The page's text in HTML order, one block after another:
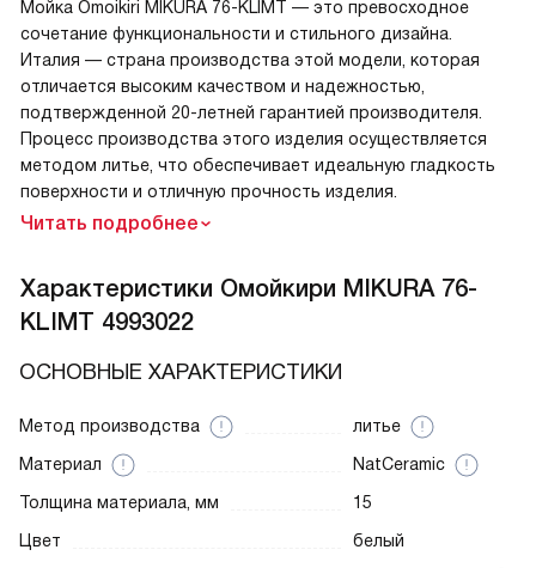
Мойка Omoikiri MIKURA 76-KLIMT — это превосходное
сочетание функциональности и стильного дизайна.
Италия — страна производства этой модели, которая
отличается высоким качеством и надежностью,
подтвержденной 20-летней гарантией производителя.
Процесс производства этого изделия осуществляется
методом литье, что обеспечивает идеальную гладкость
поверхности и отличную прочность изделия.
Читать подробнее
Характеристики Омойкири MIKURA 76-
KLIMT 4993022
ОСНОВНЫЕ ХАРАКТЕРИСТИКИ
Метод производства
литье
Материал
NatCeramic
Толщина материала, мм
15
Цвет
белый